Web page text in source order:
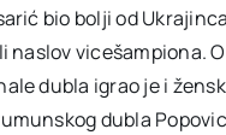
bio bolji od
vicešampiona.
dubla igrao je i
dubla